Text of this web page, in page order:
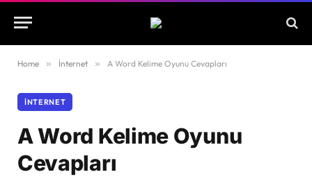
Home » İnternet » A Word Kelime Oyunu Cevapları
İNTERNET
A Word Kelime Oyunu
Cevapları